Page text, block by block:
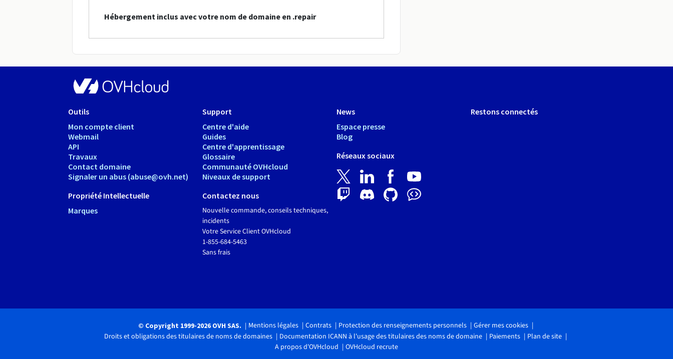
Hébergement inclus avec votre nom de domaine en .repair
Outils
Mon compte client
Webmail
API
Travaux
Contact domaine
Signaler un abus (abuse@ovh.net)
Propriété Intellectuelle
Marques
Support
Centre d'aide
Guides
Centre d'apprentissage
Glossaire
Communauté OVHcloud
Niveaux de support
Contactez nous
Nouvelle commande, conseils techniques,
incidents
Votre Service Client OVHcloud
1-855-684-5463
Sans frais
News
Espace presse
Blog
Réseaux sociaux
Restons connectés
© Copyright 1999-2026 OVH SAS. Mentions légales Contrats Protection des renseignements personnels
Gérer mes cookies
Droits et obligations des titulaires de noms de domaines
Documentation ICANN à l'usage des titulaires des noms de domaine Paiements
Plan de site
A propos d'OVHcloud
OVHcloud recrute